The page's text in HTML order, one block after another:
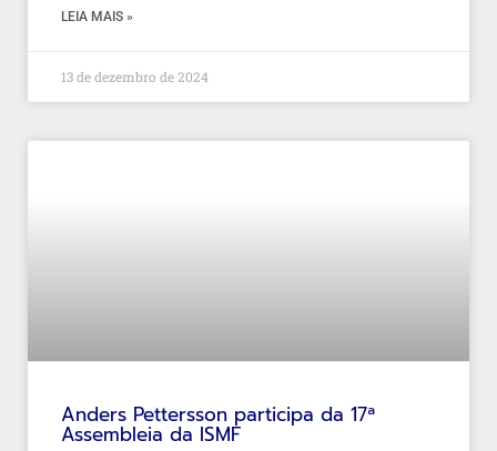
LEIA MAIS »
13 de dezembro de 2024
Anders Pettersson participa da 17ª
Assembleia da ISMF